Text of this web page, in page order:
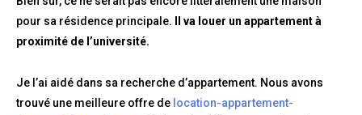
pour sa résidence principale. Il va louer un appartement à
proximité de l’université.
Je l’ai aidé dans sa recherche d’appartement. Nous avons
trouvé une meilleure offre de location-appartement-